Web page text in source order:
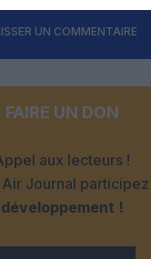
UN COMMENTAIRE
FAIRE UN DON
aux lecteurs !
Journal participez
développement !